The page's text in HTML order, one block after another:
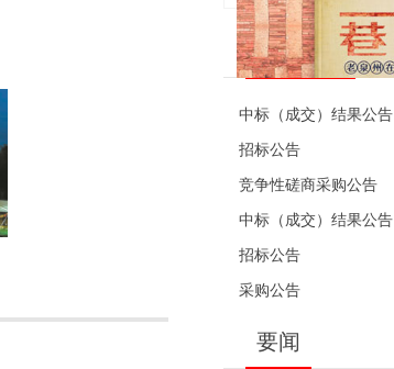
便民资讯
中标（成交）结果公告
招标公告
竞争性磋商采购公告
中标（成交）结果公告
招标公告
采购公告
要闻